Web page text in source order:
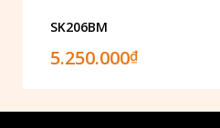
SK206BM
5.250.000₫